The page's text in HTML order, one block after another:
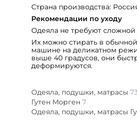
Страна производства:
Рекомендации по уходу
Одеяла не требуют сложной
Их можно стирать в
машине на деликатном
выше 40 градусов, они
деформируются.
Одеяла, подушки, матрасы 73
Гутен Морген 7
Одеяла, подушки, матрасы